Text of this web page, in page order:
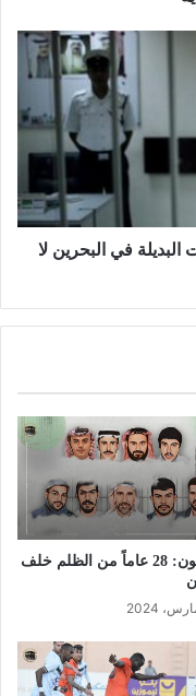
في البحرين لا
المنسيون: 28 عاماً من الظلم خلف